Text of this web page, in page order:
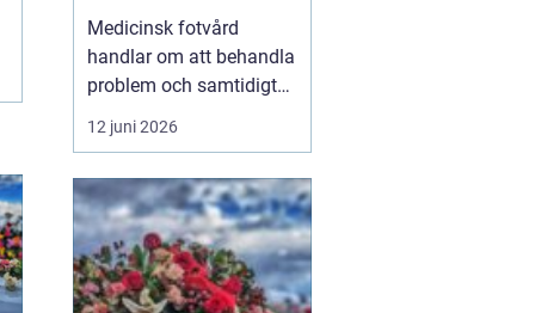
vardagskomfort
Medicinsk fotvård
handlar om att behandla
problem och samtidigt
förebygga framtida
besvär. För många i och
starkt kopplade till
vardagen: promenader,
arbete, träning och fritid.
När fötterna gör ont
12 juni 2026